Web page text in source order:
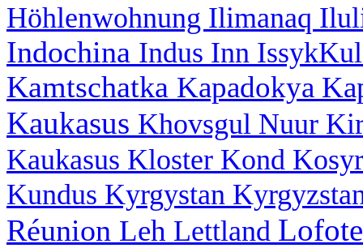
Höhlenwohnung Ilimanaq
Indochina Indus Inn
Kamtschatka Kapadokya
Kaukasus Khovsgul Nuur
Kaukasus Kloster Kond
Kundus Kyrgystan
Réunion Leh Lettland